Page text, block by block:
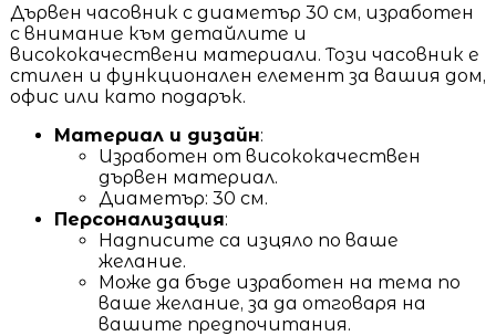
Дървен часовник с диаметър 30 см, изработен
с внимание към детайлите и
висококачествени материали. Този часовник е
стилен и функционален елемент за вашия дом,
офис или като подарък.
Материал и дизайн:
Изработен от висококачествен
дървен материал.
Диаметър: 30 см.
Персонализация:
Надписите са изцяло по ваше
желание.
Може да бъде изработен на тема по
ваше желание, за да отговаря на
вашите предпочитания.